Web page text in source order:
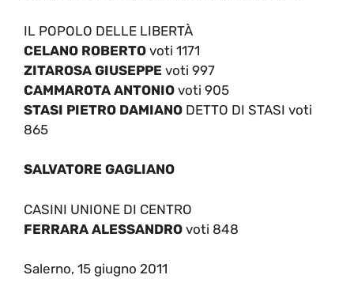
IL POPOLO DELLE LIBERTÀ
CELANO ROBERTO voti 1171
ZITAROSA GIUSEPPE voti 997
CAMMAROTA ANTONIO voti 905
STASI PIETRO DAMIANO DETTO DI STASI voti
865
SALVATORE GAGLIANO
CASINI UNIONE DI CENTRO
FERRARA ALESSANDRO voti 848
Salerno, 15 giugno 2011